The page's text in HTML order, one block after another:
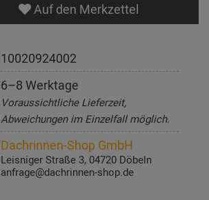
Auf den Merkzettel
10020924002
6–8 Werktage
Voraussichtliche Lieferzeit,
Abweichungen im Einzelfall möglich.
Dachrinnen-Shop GmbH
Leisniger Straße 3, 04720 Döbeln
anfrage@dachrinnen-shop.de